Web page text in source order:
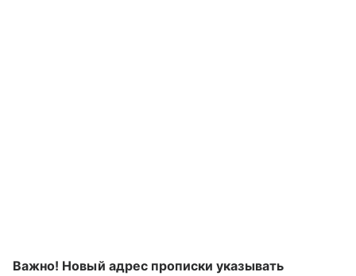
Важно! Новый адрес прописки указывать